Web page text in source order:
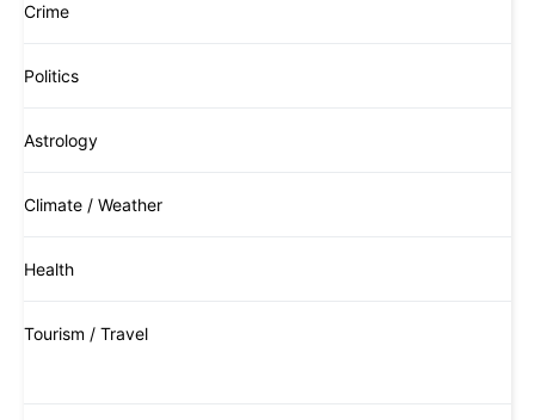
Crime
Politics
Astrology
Climate / Weather
Health
Tourism / Travel